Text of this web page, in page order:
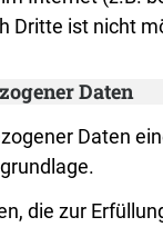
Dritte ist nicht
Daten
Daten
die zur